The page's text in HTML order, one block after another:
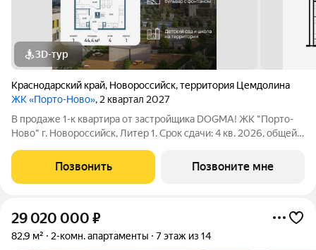
3D-тур
Краснодарский край, Новороссийск,территория Цемдолина
ЖК «Порто-Ново», 2 квартал 2027
В продаже 1-к квартира от застройщика DOGMA! ЖК "Порто-
Ново" г. Новороссийск, Литер 1. Срок сдачи: 4 кв. 2026, общей
для комфортной жизни. Место, где шум Чёрного моря
становится саундтреком
Позвонить Позвоните мне
29 020 000 ₽
82,9 м² 2-комн. апартаменты 7 этаж из 14